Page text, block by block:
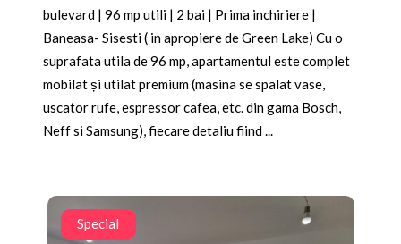
bulevard | 96 mp utili | 2 bai | Prima inchiriere |
Baneasa- Sisesti ( in apropiere de Green Lake) Cu o
suprafata utila de 96 mp, apartamentul este complet
mobilat și utilat premium (masina se spalat vase,
uscator rufe, espressor cafea, etc. din gama Bosch,
Neff si Samsung), fiecare detaliu fiind ...
Special